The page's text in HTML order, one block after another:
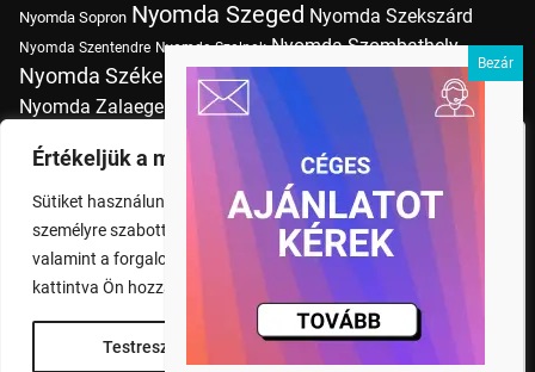
Értékeljük a magánéletét
Sütiket használunk a böngészési élmény fokozására,
személyre szabott hirdetések vagy tartalmak megjelenítésére,
valamint a forgalom elemzésére. A "Mindent elfogad" gombra
kattintva Ön hozzájárul a cookie-k használatához.
Testreszabás Rendben
Nyomda Sopron Nyomda Szeged Nyomda Szekszárd
Nyomda Szentendre Nyomda Szolnok Nyomda Szombathely
Nyomda Székesfehérvár Nyomda Tatabánya Nyomda Vác
Nyomda Zalaegerszeg Nyomda Érd nyomtatás
Nyomtatás Budapesten
Pólónyomtatás Budapesten Szitanyomda Budapesten
Tudásbázis